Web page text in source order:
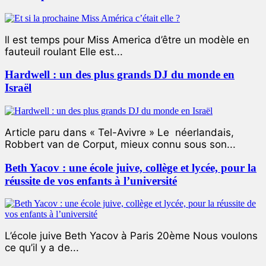
ll est temps pour Miss America d’être un modèle en
fauteuil roulant Elle est...
Hardwell : un des plus grands DJ du monde en
Israël
Article paru dans « Tel-Avivre » Le néerlandais,
Robbert van de Corput, mieux connu sous son...
Beth Yacov : une école juive, collège et lycée, pour la
réussite de vos enfants à l’université
L’école juive Beth Yacov à Paris 20ème Nous voulons
ce qu’il y a de...